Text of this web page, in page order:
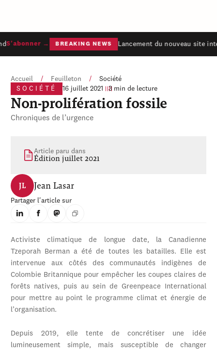
S'abonner → BREAKING NEWS Lancement du nouveau site
Accueil / Feuilleton /
Société
SOCIÉTÉ
16 juillet 2021 3 min de lecture
Non-prolifération fossile
Chroniques de l’urgence
Article paru dans
Édition juillet 2021
JL Jean Lasar
Partager l'article sur
Activiste climatique de longue date, la Canadienne
Tzeporah Berman a été de toutes les batailles. Elle est
intervenue aux côtés des communautés indigènes de
Colombie Britannique pour empêcher les coupes claires de
forêts natives, puis au sein de Greenpeace International
pour mettre au point le programme climat et énergie de
l’organisation.
Depuis 2019, elle tente de concrétiser une idée
lumineusement simple, mais susceptible de changer